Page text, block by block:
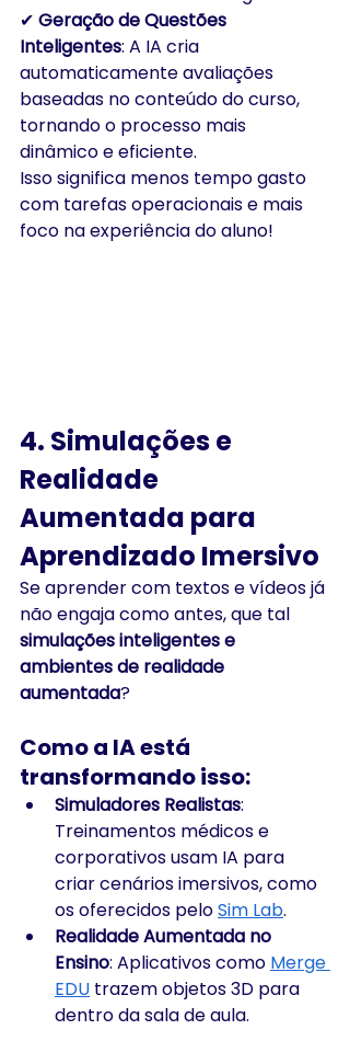
✔ Geração de Questões
Inteligentes: A IA cria
automaticamente avaliações
baseadas no conteúdo do curso,
tornando o processo mais
dinâmico e eficiente.
Isso significa menos tempo gasto
com tarefas operacionais e mais
foco na experiência do aluno!
4. Simulações e
Realidade
Aumentada para
Aprendizado Imersivo
Se aprender com textos e vídeos já
não engaja como antes, que tal
simulações inteligentes e
ambientes de realidade
aumentada?
Como a IA está
transformando isso:
Simuladores Realistas:
Treinamentos médicos e
corporativos usam IA para
criar cenários imersivos, como
os oferecidos pelo Sim Lab.
Realidade Aumentada no
Ensino: Aplicativos como Merge
EDU trazem objetos 3D para
dentro da sala de aula.